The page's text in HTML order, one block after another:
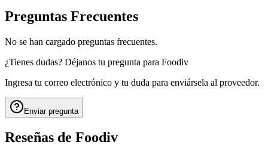
Preguntas Frecuentes
No se han cargado preguntas frecuentes.
¿Tienes dudas? Déjanos tu pregunta para Foodiv
Ingresa tu correo electrónico y tu duda para enviársela al proveedor.
Enviar pregunta
Reseñas de Foodiv